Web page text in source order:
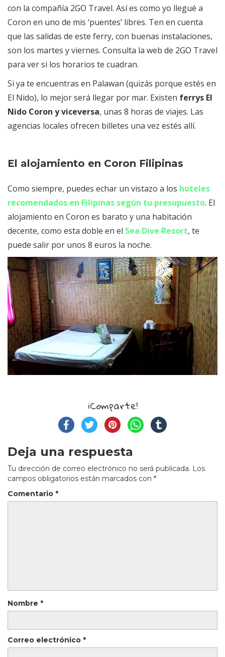
con la compañía 2GO Travel. Así es como yo llegué a
Coron en uno de mis ‘puentes’ libres. Ten en cuenta
que las salidas de este ferry, con buenas instalaciones,
son los martes y viernes. Consulta la web de 2GO Travel
para ver si los horarios te cuadran.
Si ya te encuentras en Palawan (quizás porque estés en
El Nido), lo mejor será llegar por mar. Existen ferrys El
Nido Coron y viceversa, unas 8 horas de viajes. Las
agencias locales ofrecen billetes una vez estés allí.
El alojamiento en Coron Filipinas
Como siempre, puedes echar un vistazo a los hoteles
recomendados en Filipinas según tu presupuesto. El
alojamiento en Coron es barato y una habitación
decente, como esta doble en el Sea Dive Resort, te
puede salir por unos 8 euros la noche.
¡Comparte!
Deja una respuesta
Tu dirección de correo electrónico no será publicada. Los
campos obligatorios están marcados con *
Comentario *
Nombre *
Correo electrónico *